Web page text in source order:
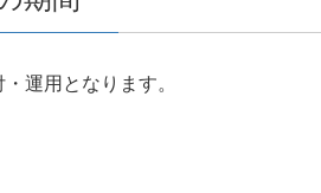
運用となります。